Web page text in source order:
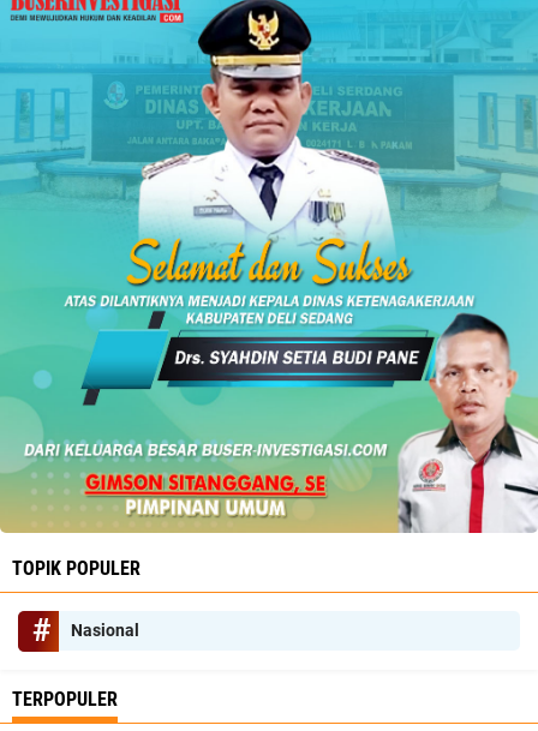
TOPIK POPULER
Nasional
TERPOPULER